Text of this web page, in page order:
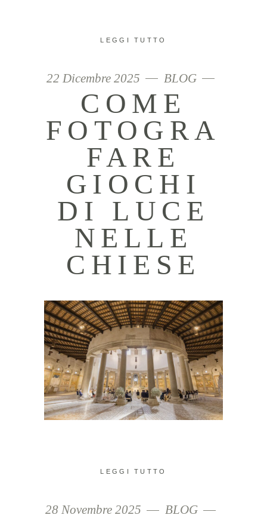
LEGGI TUTTO
22 Dicembre 2025 BLOG
COME
FOTOGRA
FARE
GIOCHI
DI LUCE
NELLE
CHIESE
LEGGI TUTTO
28 Novembre 2025 BLOG